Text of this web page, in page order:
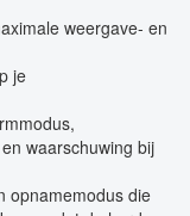
weergave- en
je
waarschuwing bij
opnamemodus die